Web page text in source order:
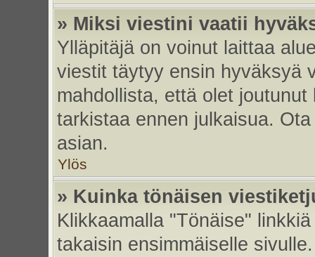
» Miksi viestini vaatii
Ylläpitäjä on voinut laittaa
viestit täytyy ensin hyväksyä
mahdollista, että olet
tarkistaa ennen julkaisua.
asian.
Ylös
» Kuinka tönäisen
Klikkaamalla "Tönäise"
takaisin ensimmäiselle